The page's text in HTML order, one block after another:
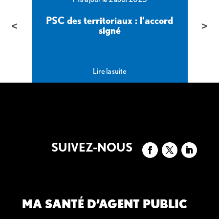
PSC des territoriaux : l’accord
signé
Lire la suite
SUIVEZ-NOUS
MA SANTÉ D’AGENT PUBLIC